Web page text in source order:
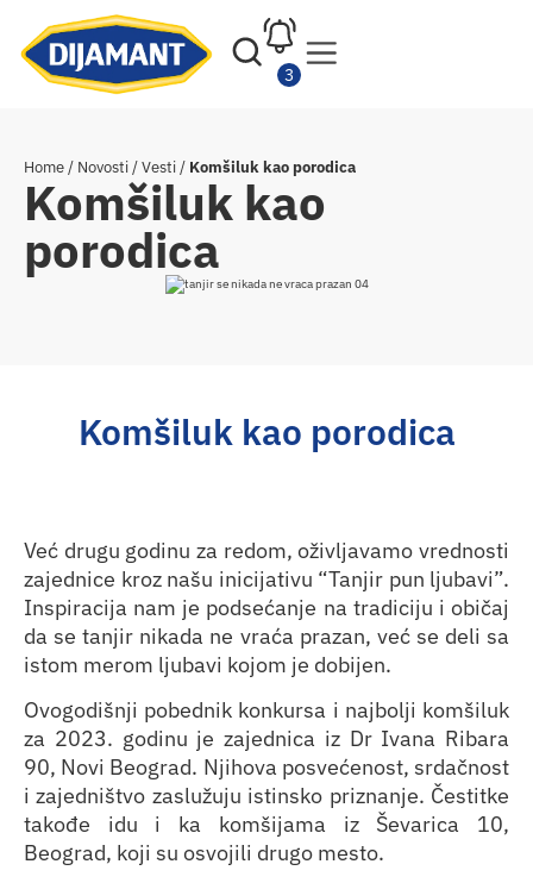
Home/ Novosti/Vesti/ Komšiluk kao porodica
Komšiluk kao
porodica
Komšiluk kao porodica
Već drugu godinu za redom, oživljavamo vrednosti
zajednice kroz našu inicijativu “Tanjir pun ljubavi”.
Inspiracija nam je podsećanje na tradiciju i običaj
da se tanjir nikada ne vraća prazan, već se deli sa
istom merom ljubavi kojom je dobijen.
Ovogodišnji pobednik konkursa i najbolji komšiluk
za 2023. godinu je zajednica iz Dr Ivana Ribara
90, Novi Beograd. Njihova posvećenost, srdačnost
i zajedništvo zaslužuju istinsko priznanje. Čestitke
takođe idu i ka komšijama iz Ševarica 10,
Beograd, koji su osvojili drugo mesto.